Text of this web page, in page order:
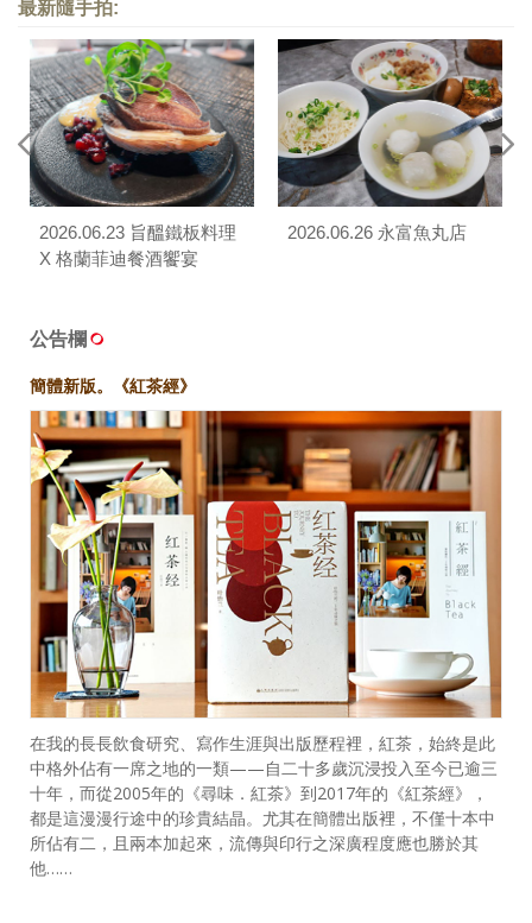
最新隨手拍:
2026.06.23 旨醞鐵板料理
X 格蘭菲迪餐酒饗宴
2026.06.26 永富魚丸店
公告欄
簡體新版。《紅茶經》
在我的長長飲食研究、寫作生涯與出版歷程裡，紅茶，始終是此
中格外佔有一席之地的一類——自二十多歲沉浸投入至今已逾三
十年，而從2005年的《尋味．紅茶》到2017年的《紅茶經》，
都是這漫漫行途中的珍貴結晶。尤其在簡體出版裡，不僅十本中
所佔有二，且兩本加起來，流傳與印行之深廣程度應也勝於其
他……